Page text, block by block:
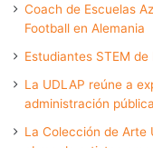
Coach de Escuelas
Football en Alemania
Estudiantes STEM
La UDLAP reúne a
administración
La Colección de Arte